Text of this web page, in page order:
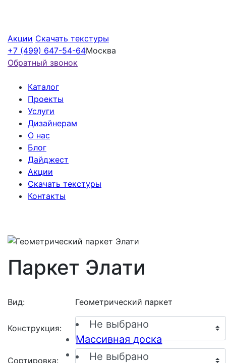
Акции Скачать текстуры
+7 (499) 647-54-64Москва
Обратный звонок
Каталог
Проекты
Услуги
Дизайнерам
О нас
Блог
Дайджест
Акции
Скачать текстуры
Контакты
Паркет Элати
Вид: Геометрический паркет
Конструкция:
Не выбрано
Массивная доска
Инженерная доска
Сортировка:
Не выбрано